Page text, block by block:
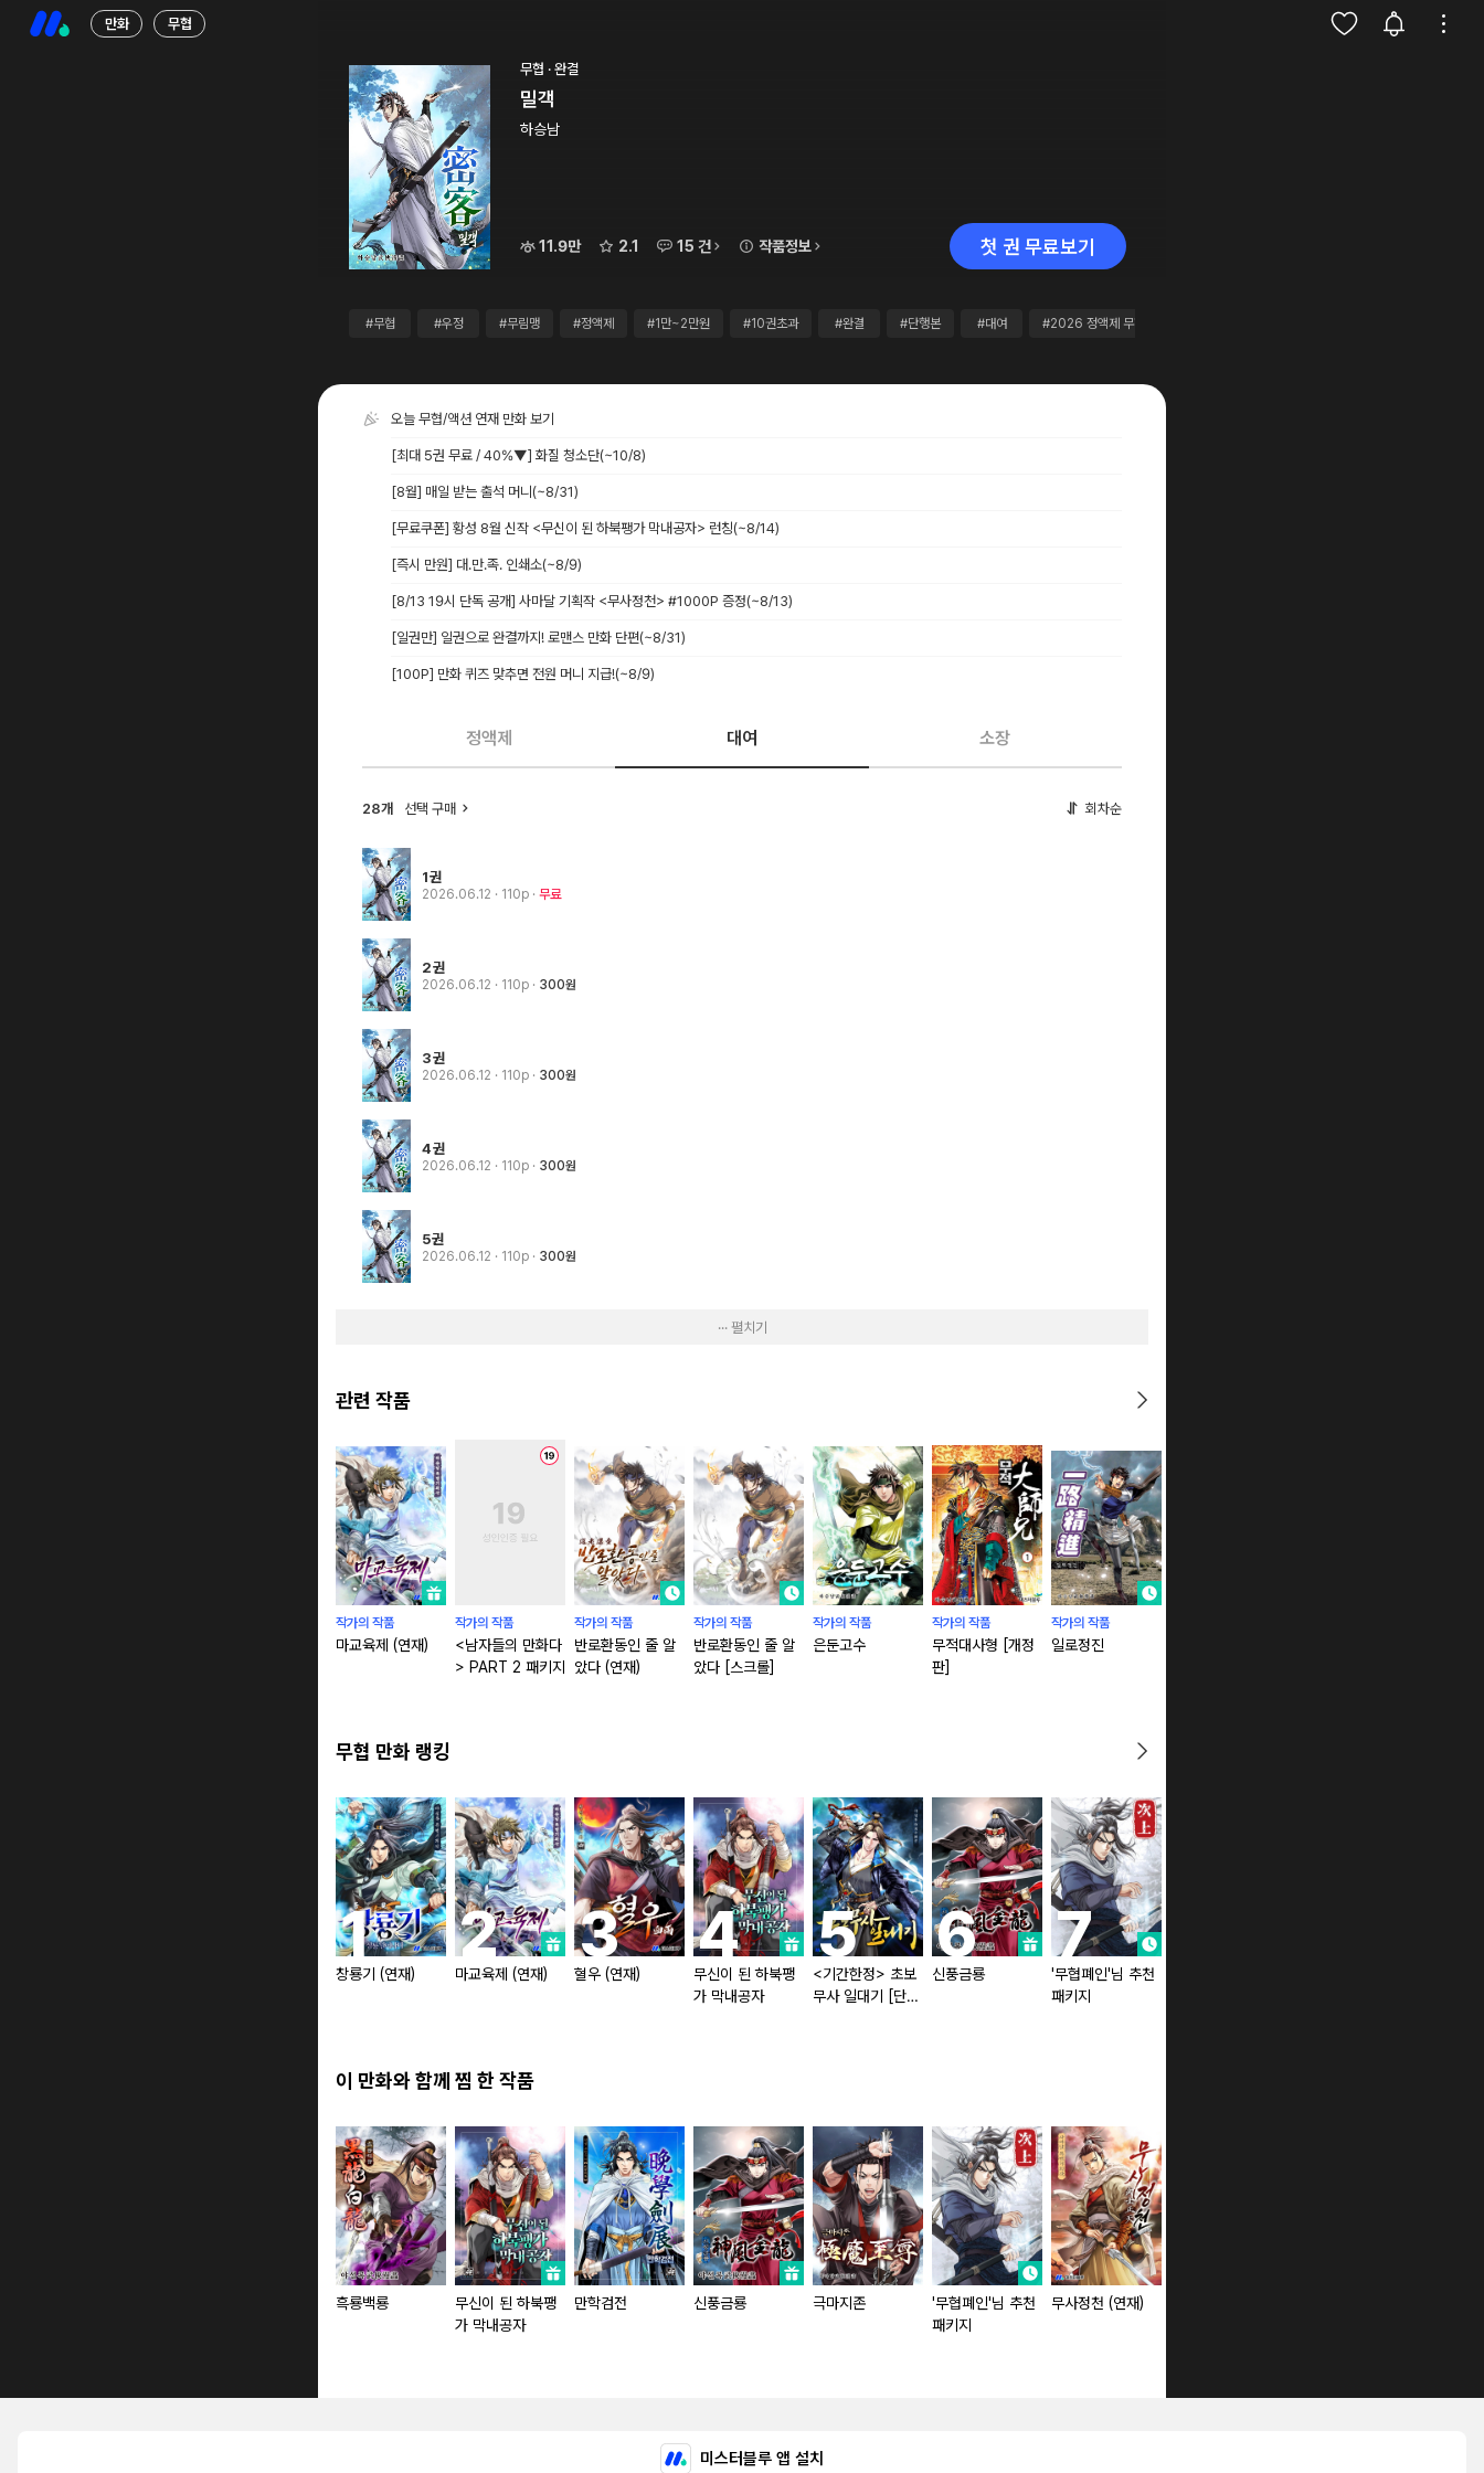
만화 무협
무협 · 완결
밀객
하승남
11.9만 2.1 15 건 작품정보 첫 권 무료보기
#무협 #우정 #무림맹 #정액제 #1만~2만원 #10권초과 #완결 #단행본 #대여 #2026 정액제 무협
오늘 무협/액션 연재 만화 보기
[최대 5권 무료 / 40%▼] 화질 청소단(~10/8)
[8월] 매일 받는 출석 머니 (~8/31)
[무료쿠폰] 황성 8월 신작 <무신이 된 하북팽가 막내공자> 런칭(~8/14)
[즉시 만원] 대.만.족. 인쇄소(~8/9)
[8/13 19시 단독 공개] 사마달 기획작 <무사정천> #1000P 증정(~8/13)
[일권만] 일권으로 완결까지! 로맨스 만화 단편(~8/31)
[100P] 만화 퀴즈 맞추면 전원 머니 지급!(~8/9)
정액제 대여 소장
28개 선택 구매 회차순
1권
2026.06.12 · 110p 무료
2권
2026.06.12 · 110p 300원
3권
2026.06.12 · 110p 300원
4권
2026.06.12 · 110p 300원
5권
2026.06.12 · 110p 300원
··· 펼치기
관련 작품
작가의 작품
마교육제 (연재)
작가의 작품
<남자들의 만화다
> PART 2 패키지
작가의 작품
반로환동인 줄 알
았다 (연재)
작가의 작품
반로환동인 줄 알
았다 [스크롤]
작가의 작품
은둔고수
작가의 작품
무적대사형 [개정
판]
작가의 작품
일로정진
무협 만화 랭킹
창룡기 (연재) 마교육제 (연재) 혈우 (연재)
무신이 된 하북팽
가 막내공자
<기간한정> 초보
무사 일대기 [단행
신풍금룡
'무협폐인'님 추천
패키지
이 만화와 함께 찜 한 작품
흑룡백룡
무신이 된 하북팽
가 막내공자
만학검전 신풍금룡 극마지존
'무협폐인'님 추천
패키지
무사정천 (연재)
미스터블루 앱 설치